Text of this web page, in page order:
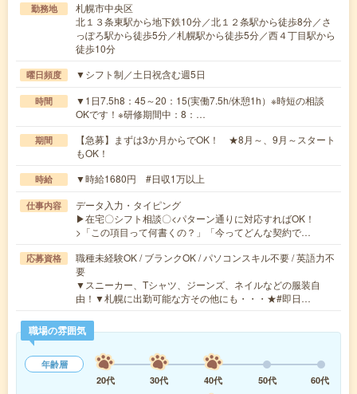
勤務地
札幌市中央区
北１３条東駅から地下鉄10分／北１２条駅から徒歩8分／さ
っぽろ駅から徒歩5分／札幌駅から徒歩5分／西４丁目駅から
徒歩10分
曜日頻度 ▼シフト制／土日祝含む週5日
時間
▼1日7.5h8：45～20：15(実働7.5h/休憩1h）※時短の相談
OKです！※研修期間中：8：…
期間
【急募】まずは3か月からでOK！ ★8月～、9月～スタート
もOK！
時給 ▼時給1680円 #日収1万以上
仕事内容
データ入力・タイピング
▶在宅〇シフト相談〇<パターン通りに対応すればOK！
>「この項目って何書くの？」「今ってどんな契約で…
応募資格
職種未経験OK / ブランクOK / パソコンスキル不要 / 英語力不
要
▼スニーカー、Tシャツ、ジーンズ、ネイルなどの服装自
由！▼札幌に出勤可能な方その他にも・・・★#即日…
職場の雰囲気
年齢層
20代
30代 40代 50代
60代